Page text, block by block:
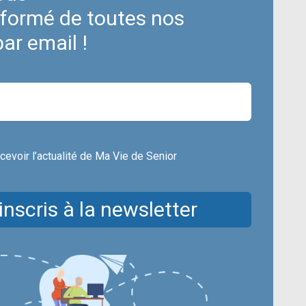
de toutes nos
email !
l’actualité de Ma Vie de Senior
à la newsletter